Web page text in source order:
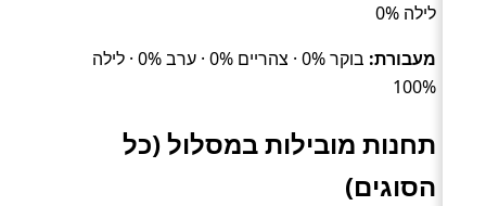
לילה 0%
מעבורת:
בוקר 0% · צהריים 0% · ערב 0% · לילה
100%
תחנות מובילות במסלול (כל
הסוגים)